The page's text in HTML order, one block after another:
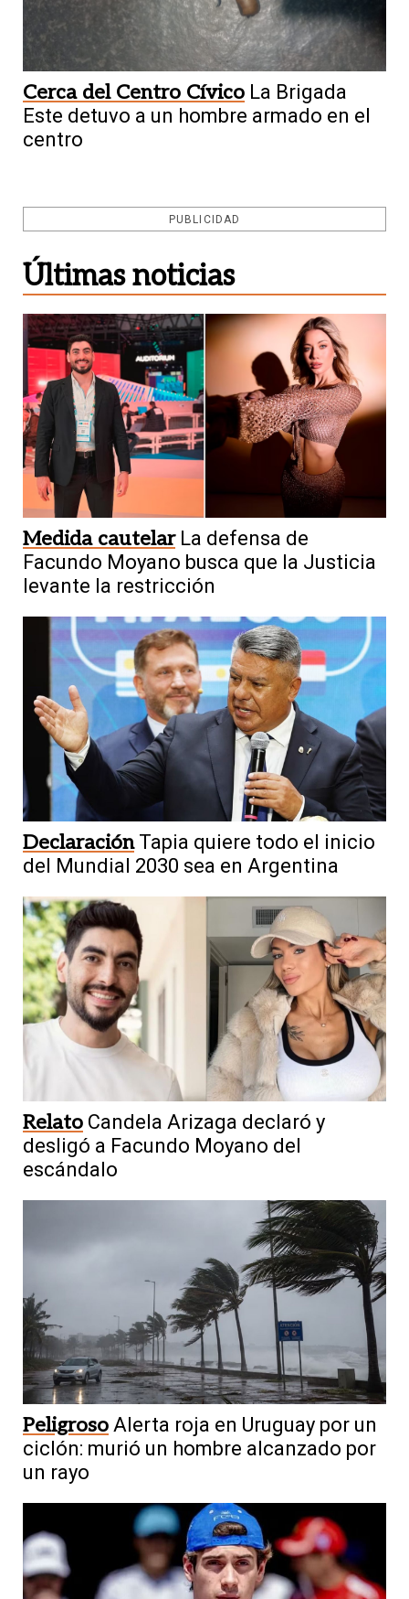
Cerca del Centro Cívico La Brigada
Este detuvo a un hombre armado en el
centro
PUBLICIDAD
Últimas noticias
Medida cautelar La defensa de
Facundo Moyano busca que la Justicia
levante la restricción
Declaración Tapia quiere todo el inicio
del Mundial 2030 sea en Argentina
Relato Candela Arizaga declaró y
desligó a Facundo Moyano del
escándalo
Peligroso Alerta roja en Uruguay por un
ciclón: murió un hombre alcanzado por
un rayo